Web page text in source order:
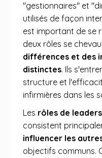
"gestionnaires" et
utilisés de façon
est important de se
deux rôles se
différences et des
distinctes. Ils
structure et
infirmières dans les
Les rôles de
consistent
influencer les
objectifs communs.